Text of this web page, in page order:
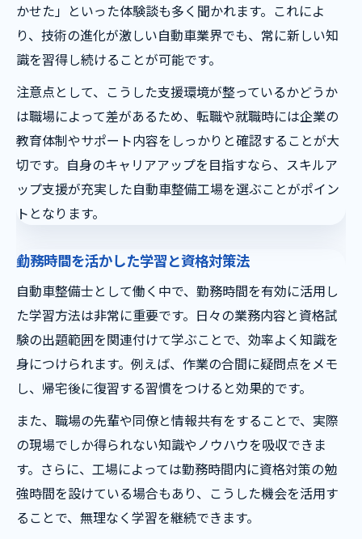
かせた」といった体験談も多く聞かれます。これによ
り、技術の進化が激しい自動車業界でも、常に新しい知
識を習得し続けることが可能です。
注意点として、こうした支援環境が整っているかどうか
は職場によって差があるため、転職や就職時には企業の
教育体制やサポート内容をしっかりと確認することが大
切です。自身のキャリアアップを目指すなら、スキルア
ップ支援が充実した自動車整備工場を選ぶことがポイン
トとなります。
勤務時間を活かした学習と資格対策法
自動車整備士として働く中で、勤務時間を有効に活用し
た学習方法は非常に重要です。日々の業務内容と資格試
験の出題範囲を関連付けて学ぶことで、効率よく知識を
身につけられます。例えば、作業の合間に疑問点をメモ
し、帰宅後に復習する習慣をつけると効果的です。
また、職場の先輩や同僚と情報共有をすることで、実際
の現場でしか得られない知識やノウハウを吸収できま
す。さらに、工場によっては勤務時間内に資格対策の勉
強時間を設けている場合もあり、こうした機会を活用す
ることで、無理なく学習を継続できます。